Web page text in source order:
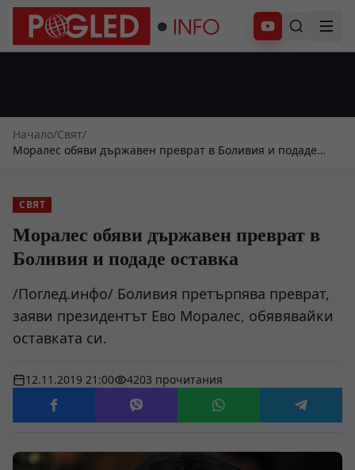
Абонирай се
Начало/Свят/
Моралес обяви държавен преврат в Боливия и подаде
СВЯТ
Моралес обяви държавен преврат в
Боливия и подаде оставка
/Поглед.инфо/ Боливия претърпява преврат,
заяви президентът Ево Моралес, обявявайки
оставката си.
12.11.2019 21:00 4203 прочитания